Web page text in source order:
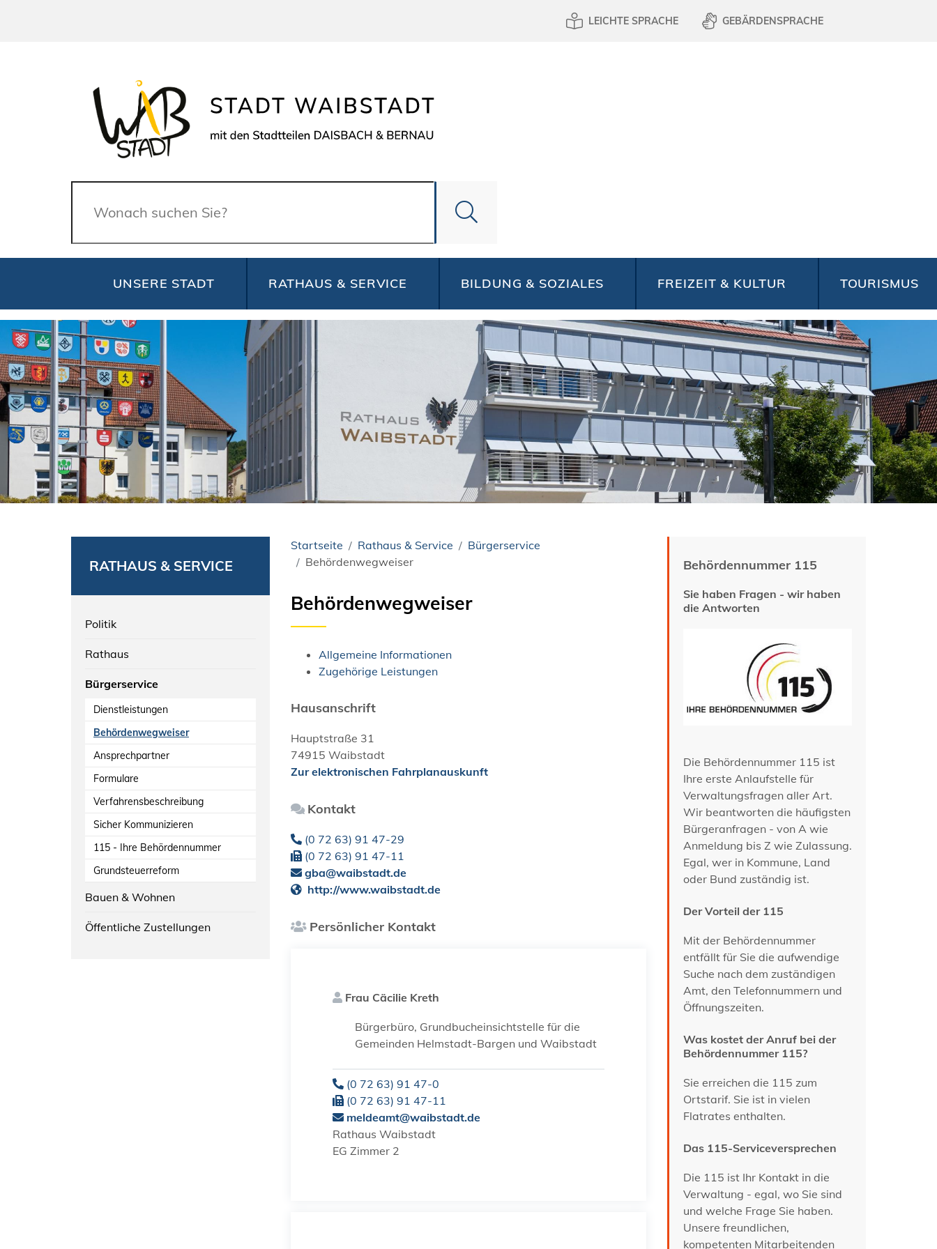
LEICHTE SPRACHE GEBÄRDENSPRACHE
Suche
UNSERE STADT RATHAUS & SERVICE BILDUNG & SOZIALES FREIZEIT & KULTUR TOURISMUS
RATHAUS & SERVICE
Politik
Rathaus
Bürgerservice
Dienstleistungen
Behördenwegweiser
Ansprechpartner
Formulare
Verfahrensbeschreibung
Sicher Kommunizieren
115 - Ihre Behördennummer
Grundsteuerreform
Bauen & Wohnen
Öffentliche Zustellungen
Startseite Rathaus & Service
Bürgerservice
Behördenwegweiser
Behördenwegweiser
Allgemeine Informationen
Zugehörige Leistungen
Hausanschrift
Hauptstraße 31
74915 Waibstadt
Zur elektronischen Fahrplanauskunft
Kontakt
(0 72 63) 91 47-29
(0 72 63) 91 47-11
gba@waibstadt.de
http://www.waibstadt.de
Persönlicher Kontakt
Frau Cäcilie Kreth
Bürgerbüro, Grundbucheinsichtstelle für die
Gemeinden Helmstadt-Bargen und Waibstadt
(0 72 63) 91 47-0
(0 72 63) 91 47-11
meldeamt@waibstadt.de
Rathaus Waibstadt
EG Zimmer 2
Behördennummer 115
Sie haben Fragen - wir haben
die Antworten
Die Behördennummer 115 ist
Ihre erste Anlaufstelle für
Verwaltungsfragen aller Art.
Wir beantworten die häufigsten
Bürgeranfragen - von A wie
Anmeldung bis Z wie Zulassung.
Egal, wer in Kommune, Land
oder Bund zuständig ist.
Der Vorteil der 115
Mit der Behördennummer
entfällt für Sie die aufwendige
Suche nach dem zuständigen
Amt, den Telefonnummern und
Öffnungszeiten.
Was kostet der Anruf bei der
Behördennummer 115?
Sie erreichen die 115 zum
Ortstarif. Sie ist in vielen
Flatrates enthalten.
Das 115-Serviceversprechen
Die 115 ist Ihr Kontakt in die
Verwaltung - egal, wo Sie sind
und welche Frage Sie haben.
Unsere freundlichen,
kompetenten Mitarbeitenden